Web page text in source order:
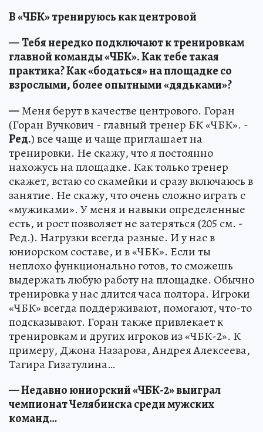
В «ЧБК» тренируюсь как центровой
—Тебя нередко подключают к тренировкам
главной команды «ЧБК». Как тебе такая
практика? Как «бодаться» на площадке со
взрослыми, более опытными «дядьками»?
—Меня берут в качестве центрового. Горан
(Горан Вучкович - главный тренер БК «ЧБК». -
Ред.) все чаще и чаще приглашает на
тренировки. Не скажу, что я постоянно
нахожусь на площадке. Как только тренер
скажет, встаю со скамейки и сразу включаюсь в
занятие. Не скажу, что очень сложно играть с
«мужиками». У меня и навыки определенные
есть, и рост позволяет не затеряться (205 см. -
Ред.). Нагрузки всегда разные. И у нас в
юниорском составе, и в «ЧБК». Если ты
неплохо функционально готов, то сможешь
выдержать любую работу на площадке. Обычно
тренировка у нас длится часа полтора. Игроки
«ЧБК» всегда поддерживают, помогают, что-то
подсказывают. Горан также привлекает к
тренировкам и других игроков из «ЧБК-2». К
примеру, Джона Назарова, Андрея Алексеева,
Тагира Гизатулина…
— Недавно юниорский «ЧБК-2» выиграл
чемпионат Челябинска среди мужских
команд…